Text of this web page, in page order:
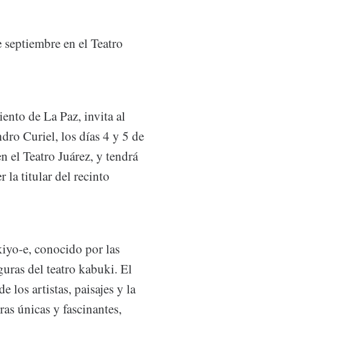
en el Teatro
de La Paz, invita al
Curiel, los días 4 y 5 de
el Teatro Juárez, y tendrá
la titular del recinto
e, conocido por las
del teatro kabuki. El
los artistas, paisajes y la
únicas y fascinantes,